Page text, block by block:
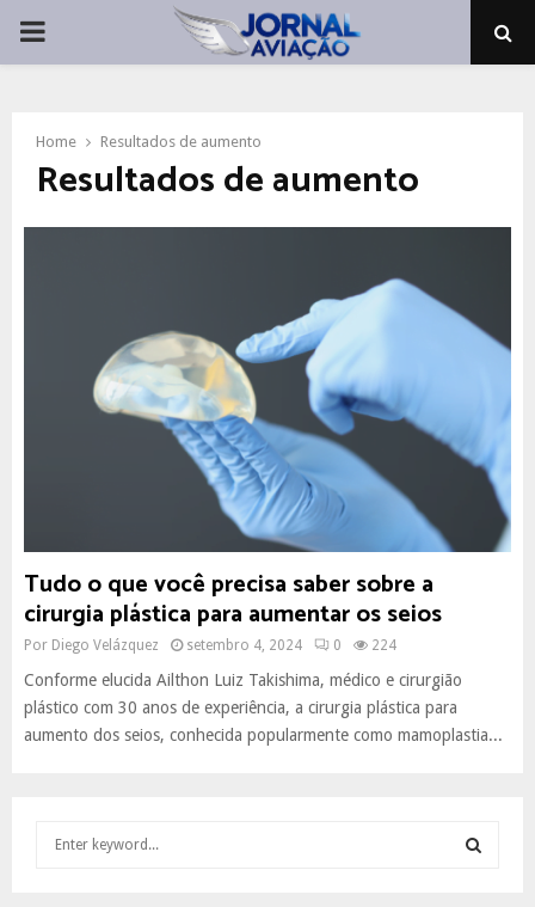
PRIMARY
Home Resultados de aumento
Resultados de aumento
Tudo o que você precisa saber sobre a
cirurgia plástica para aumentar os seios
Por Diego Velázquez setembro 4, 2024 0 224
Conforme elucida Ailthon Luiz Takishima, médico e cirurgião
plástico com 30 anos de experiência, a cirurgia plástica para
aumento dos seios, conhecida popularmente como mamoplastia...